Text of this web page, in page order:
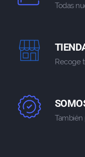
Todas
Recoge